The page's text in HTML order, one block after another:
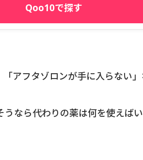
Qoo10で探す
アフタゾロンが手に入らない
うなら代わりの薬は何を使えば